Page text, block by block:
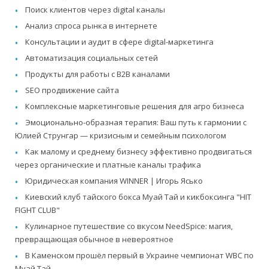
Поиск клиентов через digital каналы
Анализ спроса рынка в интернете
Консультации и аудит в сфере digital-маркетинга
Автоматизация социальных сетей
Продукты для работы с B2B каналами
SEO продвижение сайта
Комплексные маркетинговые решения для агро бизнеса
Эмоционально-образная терапия: Ваш путь к гармонии с
Юлией Струнгар — кризисным и семейным психологом
Как малому и среднему бизнесу эффективно продвигаться
через органические и платные каналы трафика
Юридическая компания WINNER | Игорь Ясько
Киевский клуб тайского бокса Муай Тай и кикбоксинга "HIT
FIGHT CLUB"
Кулинарное путешествие со вкусом NeedSpice: магия,
превращающая обычное в невероятное
В Каменском прошёл первый в Украине чемпионат WBC по